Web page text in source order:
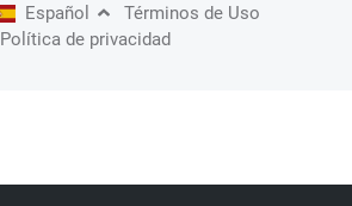
Español
Términos de Uso
Política de privacidad